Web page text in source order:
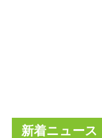
新着ニュース